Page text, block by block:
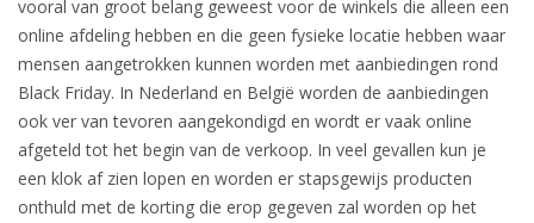
vooral van groot belang geweest voor de winkels die alleen een
online afdeling hebben en die geen fysieke locatie hebben waar
mensen aangetrokken kunnen worden met aanbiedingen rond
Black Friday. In Nederland en België worden de aanbiedingen
ook ver van tevoren aangekondigd en wordt er vaak online
afgeteld tot het begin van de verkoop. In veel gevallen kun je
een klok af zien lopen en worden er stapsgewijs producten
onthuld met de korting die erop gegeven zal worden op het